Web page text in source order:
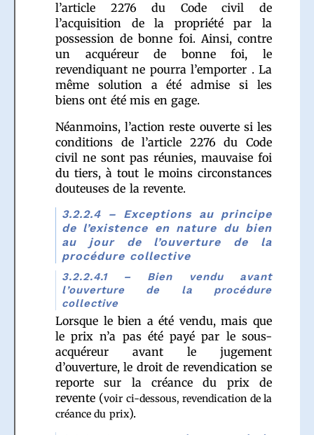
l’article 2276 du Code civil de
l’acquisition de la propriété par la
possession de bonne foi. Ainsi, contre
un acquéreur de bonne foi, le
revendiquant ne pourra l’emporter . La
même solution a été admise si les
biens ont été mis en gage.
Néanmoins, l’action reste ouverte si les
conditions de l’article 2276 du Code
civil ne sont pas réunies, mauvaise foi
du tiers, à tout le moins circonstances
douteuses de la revente.
3.2.2.4 – Exceptions au principe
de l’existence en nature du bien
au jour de l’ouverture de la
procédure collective
3.2.2.4.1 – Bien vendu avant
l’ouverture de la procédure
collective
Lorsque le bien a été vendu, mais que
le prix n’a pas été payé par le sous-
acquéreur avant le jugement
d’ouverture, le droit de revendication se
reporte sur la créance du prix de
revente (voir ci-dessous, revendication de la
créance du prix).